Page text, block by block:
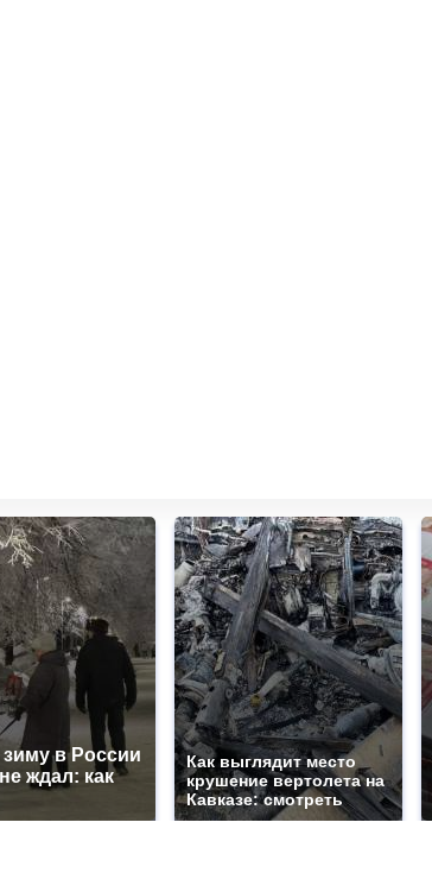
в России
ждал: как
Как выглядит место
крушение вертолета на
Кавказе: смотреть